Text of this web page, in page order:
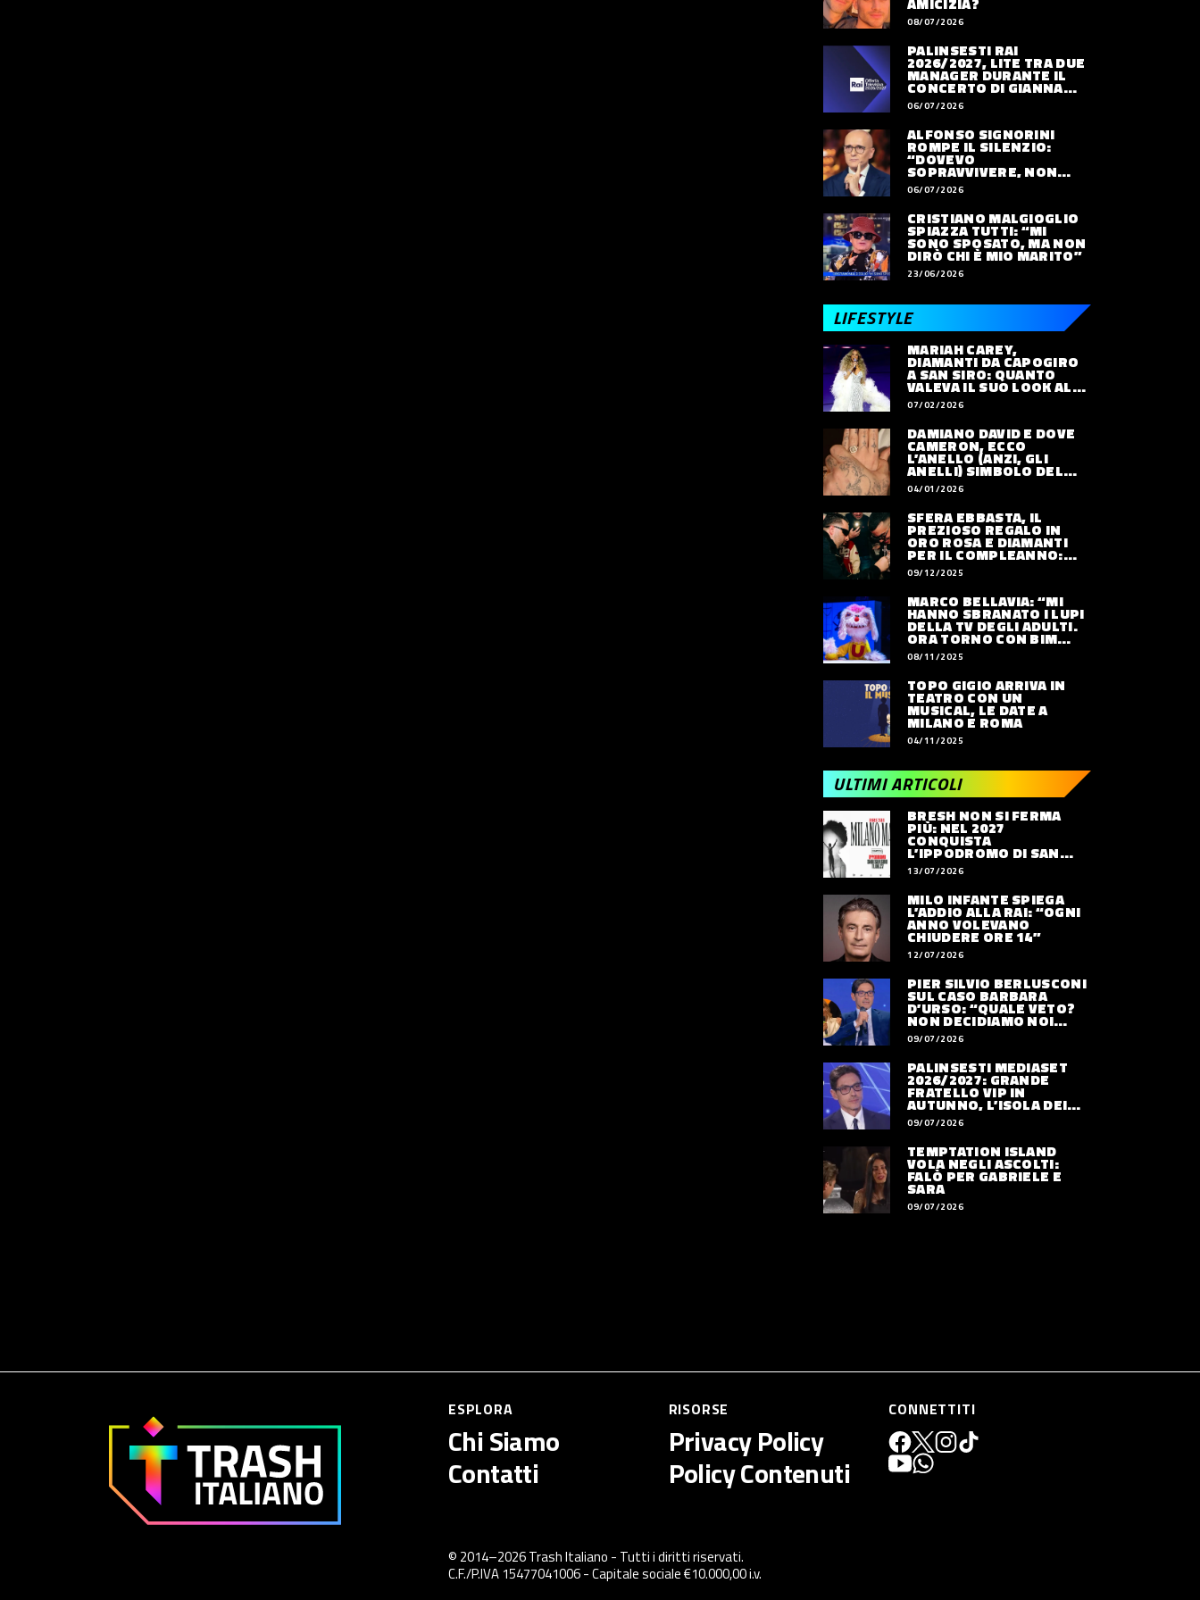
08/07/2026
PALINSESTI RAI
2026/2027, LITE TRA DUE
MANAGER DURANTE IL
CONCERTO DI GIANNA
NANNINI
06/07/2026
ALFONSO SIGNORINI
ROMPE IL SILENZIO:
“DOVEVO
SOPRAVVIVERE, NON
VIVERE”
06/07/2026
CRISTIANO MALGIOGLIO
SPIAZZA TUTTI: “MI
SONO SPOSATO, MA NON
DIRÒ CHI È MIO MARITO”
23/06/2026
LIFESTYLE
MARIAH CAREY,
DIAMANTI DA CAPOGIRO
A SAN SIRO: QUANTO
VALEVA IL SUO LOOK ALLE
OLIMPIADI
07/02/2026
DAMIANO DAVID E DOVE
CAMERON, ECCO
L’ANELLO (ANZI, GLI
ANELLI) SIMBOLO DEL
LORO AMORE
04/01/2026
SFERA EBBASTA, IL
PREZIOSO REGALO IN
ORO ROSA E DIAMANTI
PER IL COMPLEANNO:
QUANTO VALE
09/12/2025
MARCO BELLAVIA: “MI
HANNO SBRANATO I LUPI
DELLA TV DEGLI ADULTI.
ORA TORNO CON BIM
BUM BAM PARTY”
08/11/2025
TOPO GIGIO ARRIVA IN
TEATRO CON UN
MUSICAL, LE DATE A
MILANO E ROMA
04/11/2025
ULTIMI ARTICOLI
BRESH NON SI FERMA
PIÙ: NEL 2027
CONQUISTA
L’IPPODROMO DI SAN
SIRO CON “MILANO
MAREA”
13/07/2026
MILO INFANTE SPIEGA
L’ADDIO ALLA RAI: “OGNI
ANNO VOLEVANO
CHIUDERE ORE 14”
12/07/2026
PIER SILVIO BERLUSCONI
SUL CASO BARBARA
D’URSO: “QUALE VETO?
NON DECIDIAMO NOI
DOVE LAVORERÀ”
09/07/2026
PALINSESTI MEDIASET
2026/2027: GRANDE
FRATELLO VIP IN
AUTUNNO, L’ISOLA DEI
FAMOSI SLITTA AL 2027
09/07/2026
TEMPTATION ISLAND
VOLA NEGLI ASCOLTI:
FALÒ PER GABRIELE E
SARA
09/07/2026
ESPLORA
Chi Siamo
Contatti
RISORSE
Privacy Policy
Policy Contenuti
CONNETTITI
© 2014–2026Trash Italiano - Tutti i diritti riservati.
C.F./P.IVA 15477041006 - Capitale sociale €10.000,00 i.v.